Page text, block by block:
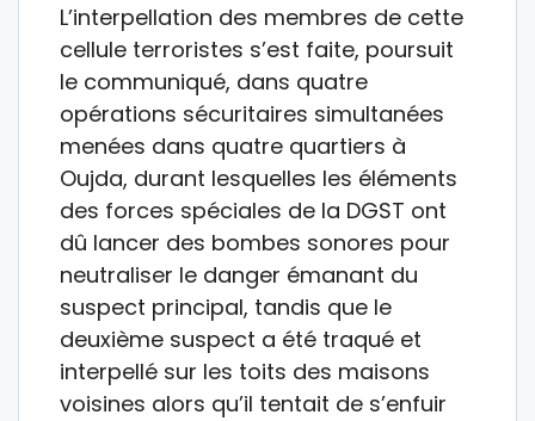
L’interpellation des membres de cette
cellule terroristes s’est faite, poursuit
le communiqué, dans quatre
opérations sécuritaires simultanées
menées dans quatre quartiers à
Oujda, durant lesquelles les éléments
des forces spéciales de la DGST ont
dû lancer des bombes sonores pour
neutraliser le danger émanant du
suspect principal, tandis que le
deuxième suspect a été traqué et
interpellé sur les toits des maisons
voisines alors qu’il tentait de s’enfuir